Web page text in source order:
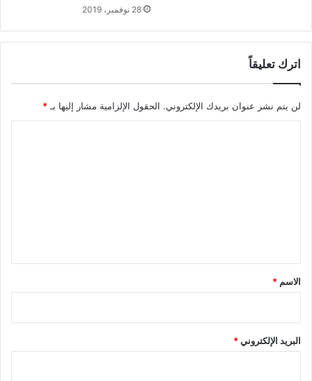
28 نوفمبر، 2019
اترك تعليقاً
لن يتم نشر عنوان بريدك الإلكتروني. الحقول الإلزامية مشار إليها بـ *
*
الاسم *
البريد الإلكتروني*